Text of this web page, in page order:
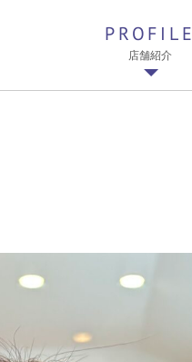
PROFILE
店舗紹介